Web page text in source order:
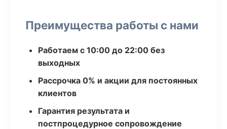
Преимущества работы с нами
Работаем с 10:00 до 22:00 без
выходных
Рассрочка 0% и акции для постоянных
клиентов
Гарантия результата и
постпроцедурное сопровождение